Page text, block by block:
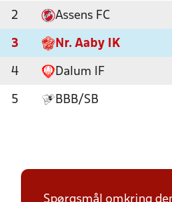
2 Assens FC
3 Nr. Aaby IK
4 Dalum IF
5 BBB/SB
Spørgsmål omkring